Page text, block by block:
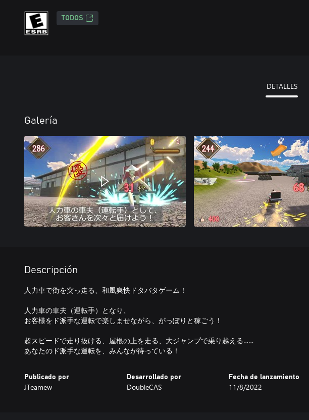
TODOS
DETALLES
Galería
Descripción
人力車で街を突っ走る、和風爽快ドタバタゲーム！
人力車の車夫（運転手）となり、
お客様をド派手な運転で楽しませながら、がっぽりと稼ごう！
超スピードで走り抜ける、屋根の上を走る、大ジャンプで乗り越える……
あなたのド派手な運転を、みんなが待っている！
Publicado por
JTeamew
Desarrollado por
DoubleCAS
Fecha de lanzamiento
11/8/2022